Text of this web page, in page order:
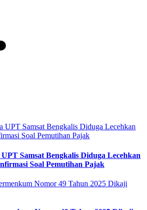
Samsat Bengkalis Diduga Lecehkan
Soal Pemutihan Pajak